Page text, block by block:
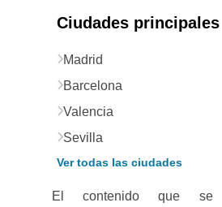
Ciudades principales
Madrid
Barcelona
Valencia
Sevilla
Ver todas las ciudades
El contenido que se